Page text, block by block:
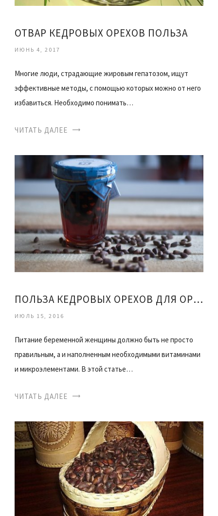
ОТВАР КЕДРОВЫХ ОРЕХОВ ПОЛЬЗА
ИЮНЬ 4, 2017
Многие люди, страдающие жировым гепатозом, ищут
эффективные методы, с помощью которых можно от него
избавиться. Необходимо понимать…
ЧИТАТЬ ДАЛЕЕ
ПОЛЬЗА КЕДРОВЫХ ОРЕХОВ ДЛЯ ОРГАНИЗМА РЕБЕНКА
ИЮЛЬ 15, 2016
Питание беременной женщины должно быть не просто
правильным, а и наполненным необходимыми витаминами
и микроэлементами. В этой статье…
ЧИТАТЬ ДАЛЕЕ